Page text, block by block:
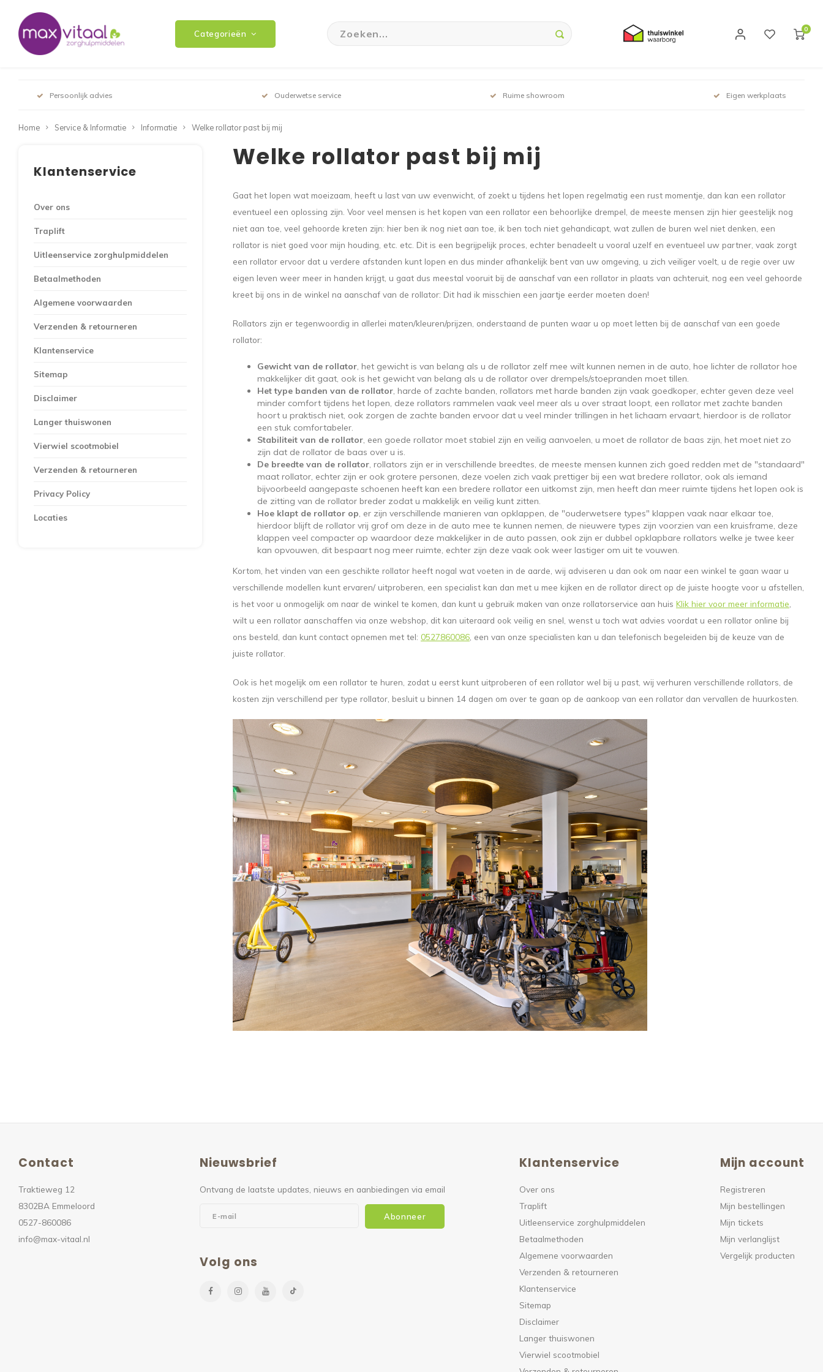
Categorieën 0
Persoonlijk advies Ouderwetse service Ruime showroom Eigen werkplaats
Home Service & Informatie Informatie Welke rollator past bij mij
Klantenservice
Over ons
Traplift
Uitleenservice zorghulpmiddelen
Betaalmethoden
Algemene voorwaarden
Verzenden & retourneren
Klantenservice
Sitemap
Disclaimer
Langer thuiswonen
Vierwiel scootmobiel
Verzenden & retourneren
Privacy Policy
Locaties
Welke rollator past bij mij
Gaat het lopen wat moeizaam, heeft u last van uw evenwicht, of zoekt u tijdens het lopen regelmatig een rust momentje, dan kan een rollator
eventueel een oplossing zijn. Voor veel mensen is het kopen van een rollator een behoorlijke drempel, de meeste mensen zijn hier geestelijk nog
niet aan toe, veel gehoorde kreten zijn: hier ben ik nog niet aan toe, ik ben toch niet gehandicapt, wat zullen de buren wel niet denken, een
rollator is niet goed voor mijn houding, etc. etc. Dit is een begrijpelijk proces, echter benadeelt u vooral uzelf en eventueel uw partner, vaak zorgt
een rollator ervoor dat u verdere afstanden kunt lopen en dus minder afhankelijk bent van uw omgeving, u zich veiliger voelt, u de regie over uw
eigen leven weer meer in handen krijgt, u gaat dus meestal vooruit bij de aanschaf van een rollator in plaats van achteruit, nog een veel gehoorde
kreet bij ons in de winkel na aanschaf van de rollator: Dit had ik misschien een jaartje eerder moeten doen!
Rollators zijn er tegenwoordig in allerlei maten/kleuren/prijzen, onderstaand de punten waar u op moet letten bij de aanschaf van een goede
rollator:
Gewicht van de rollator, het gewicht is van belang als u de rollator zelf mee wilt kunnen nemen in de auto, hoe lichter de rollator hoe
makkelijker dit gaat, ook is het gewicht van belang als u de rollator over drempels/stoepranden moet tillen.
Het type banden van de rollator, harde of zachte banden, rollators met harde banden zijn vaak goedkoper, echter geven deze veel
minder comfort tijdens het lopen, deze rollators rammelen vaak veel meer als u over straat loopt, een rollator met zachte banden
hoort u praktisch niet, ook zorgen de zachte banden ervoor dat u veel minder trillingen in het lichaam ervaart, hierdoor is de rollator
een stuk comfortabeler.
Stabiliteit van de rollator, een goede rollator moet stabiel zijn en veilig aanvoelen, u moet de rollator de baas zijn, het moet niet zo
zijn dat de rollator de baas over u is.
De breedte van de rollator, rollators zijn er in verschillende breedtes, de meeste mensen kunnen zich goed redden met de "standaard"
maat rollator, echter zijn er ook grotere personen, deze voelen zich vaak prettiger bij een wat bredere rollator, ook als iemand
bijvoorbeeld aangepaste schoenen heeft kan een bredere rollator een uitkomst zijn, men heeft dan meer ruimte tijdens het lopen ook is
de zitting van de rollator breder zodat u makkelijk en veilig kunt zitten.
Hoe klapt de rollator op, er zijn verschillende manieren van opklappen, de "ouderwetsere types" klappen vaak naar elkaar toe,
hierdoor blijft de rollator vrij grof om deze in de auto mee te kunnen nemen, de nieuwere types zijn voorzien van een kruisframe, deze
klappen veel compacter op waardoor deze makkelijker in de auto passen, ook zijn er dubbel opklapbare rollators welke je twee keer
kan opvouwen, dit bespaart nog meer ruimte, echter zijn deze vaak ook weer lastiger om uit te vouwen.
Kortom, het vinden van een geschikte rollator heeft nogal wat voeten in de aarde, wij adviseren u dan ook om naar een winkel te gaan waar u
verschillende modellen kunt ervaren/ uitproberen, een specialist kan dan met u mee kijken en de rollator direct op de juiste hoogte voor u afstellen,
is het voor u onmogelijk om naar de winkel te komen, dan kunt u gebruik maken van onze rollatorservice aan huis Klik hier voor meer informatie
wilt u een rollator aanschaffen via onze webshop, dit kan uiteraard ook veilig en snel, wenst u toch wat advies voordat u een rollator online bij
ons besteld, dan kunt contact opnemen met tel: 0527860086 , een van onze specialisten kan u dan telefonisch begeleiden bij de keuze van de
juiste rollator.
Ook is het mogelijk om een rollator te huren, zodat u eerst kunt uitproberen of een rollator wel bij u past, wij verhuren verschillende rollators, de
kosten zijn verschillend per type rollator, besluit u binnen 14 dagen om over te gaan op de aankoop van een rollator dan vervallen de huurkosten.
Contact
Traktieweg 12
8302BA Emmeloord
0527-860086
info@max-vitaal.nl
Nieuwsbrief
Ontvang de laatste updates, nieuws en aanbiedingen via email
Abonneer
Volg ons
Klantenservice
Over ons
Traplift
Uitleenservice zorghulpmiddelen
Betaalmethoden
Algemene voorwaarden
Verzenden & retourneren
Klantenservice
Sitemap
Disclaimer
Langer thuiswonen
Vierwiel scootmobiel
Mijn account
Registreren
Mijn bestellingen
Mijn tickets
Mijn verlanglijst
Vergelijk producten